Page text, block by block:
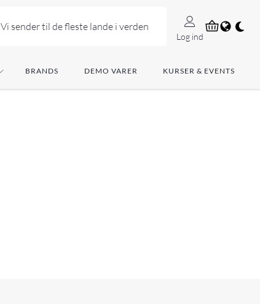
Vi sender til de fleste lande i verden
Log ind
BRANDS DEMO VARER KURSER & EVENTS